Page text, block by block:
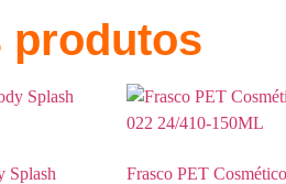
produtos
Splash
Frasco PET